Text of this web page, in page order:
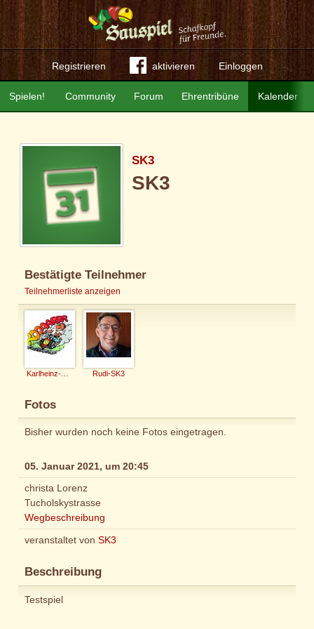
Registrieren aktivieren Einloggen
Community Forum Ehrentribüne Kalender
Spielen!
SK3
SK3
Bestätigte Teilnehmer
Teilnehmerliste anzeigen
Rudi-SK3
Fotos
Bisher wurden noch keine Fotos eingetragen.
05. Januar 2021, um 20:45
christa Lorenz
Tucholskystrasse
Wegbeschreibung
veranstaltet von SK3
Beschreibung
Testspiel